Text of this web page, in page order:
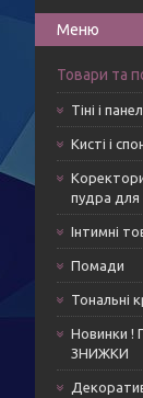
Товари та
Тіні і
Кисті і
пудра для
Інтимні
Помади
Тональні
Новинки !
ЗНИЖКИ